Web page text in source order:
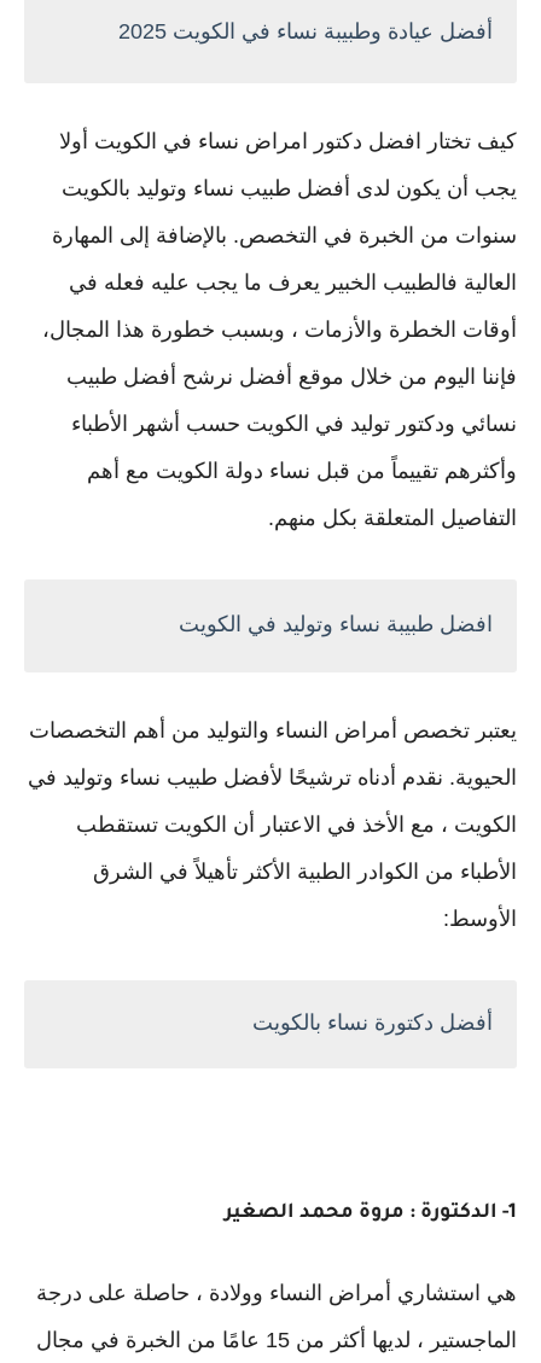
أفضل عيادة وطبيبة نساء في الكويت 2025
كيف تختار افضل دكتور امراض نساء في الكويت أولا
يجب أن يكون لدى أفضل طبيب نساء وتوليد بالكويت
سنوات من الخبرة في التخصص. بالإضافة إلى المهارة
العالية فالطبيب الخبير يعرف ما يجب عليه فعله في
أوقات الخطرة والأزمات ، وبسبب خطورة هذا المجال،
فإننا اليوم من خلال موقع أفضل نرشح أفضل طبيب
نسائي ودكتور توليد في الكويت حسب أشهر الأطباء
وأكثرهم تقييماً من قبل نساء دولة الكويت مع أهم
التفاصيل المتعلقة بكل منهم.
افضل طبيبة نساء وتوليد في الكويت
يعتبر تخصص أمراض النساء والتوليد من أهم التخصصات
الحيوية. نقدم أدناه ترشيحًا لأفضل طبيب نساء وتوليد في
الكويت ، مع الأخذ في الاعتبار أن الكويت تستقطب
الأطباء من الكوادر الطبية الأكثر تأهيلاً في الشرق
الأوسط:
أفضل دكتورة نساء بالكويت
1- الدكتورة : مروة محمد الصغير
هي استشاري أمراض النساء وولادة ، حاصلة على درجة
الماجستير ، لديها أكثر من 15 عامًا من الخبرة في مجال